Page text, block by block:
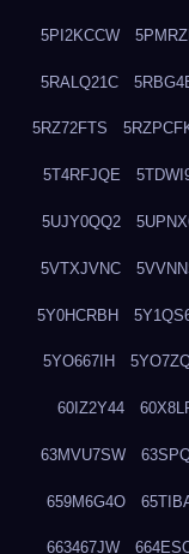
5PI2KCCW
5RALQ21C
5RZ72FTS
5T4RFJQE
5UJY0QQ2
5VTXJVNC
5Y0HCRBH
5YO667IH
60IZ2Y44
63MVU7SW
659M6G4O
663467JW